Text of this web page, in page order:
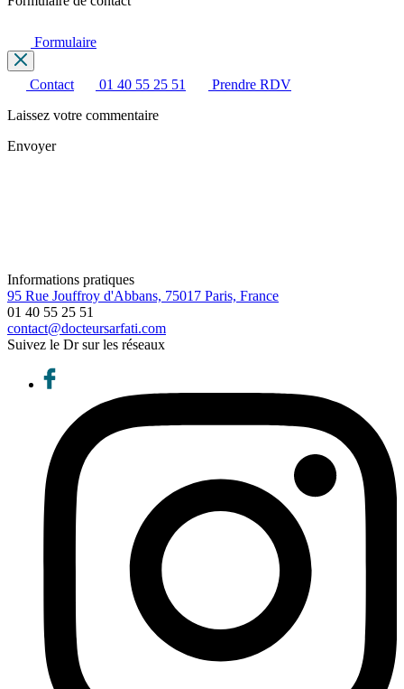
Formulaire
Contact 01 40 55 25 51
Prendre RDV
Laissez votre commentaire
Envoyer
Informations pratiques
95 Rue Jouffroy d'Abbans, 75017 Paris, France
01 40 55 25 51
contact@docteursarfati.com
Suivez le Dr sur les réseaux